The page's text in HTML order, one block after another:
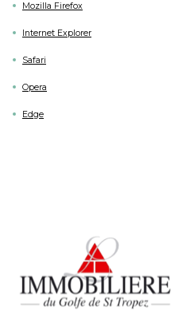
Mozilla Firefox
Internet Explorer
Safari
Opera
Edge